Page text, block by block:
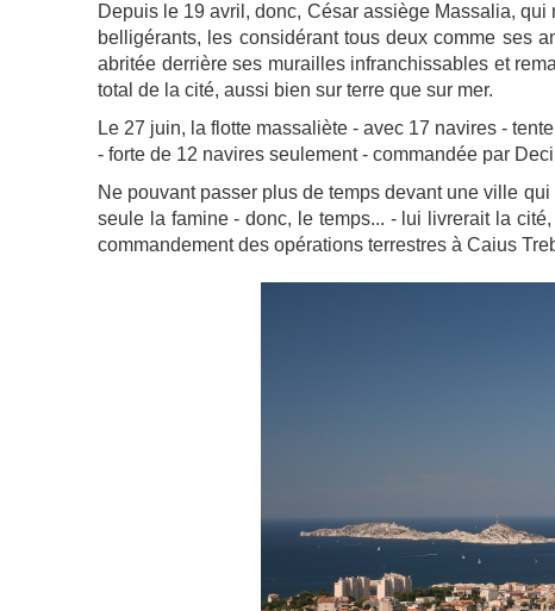
Depuis le 19 avril, donc, César assiège Massalia,
belligérants, les considérant tous deux comme ses
abritée derrière ses murailles infranchissables et
total de la cité, aussi bien sur terre que sur mer.
Le 27 juin, la flotte massaliète - avec 17 navires -
- forte de 12 navires seulement - commandée par
Ne pouvant passer plus de temps devant une ville
seule la famine - donc, le temps... - lui livrerait la
commandement des opérations terrestres à Caius